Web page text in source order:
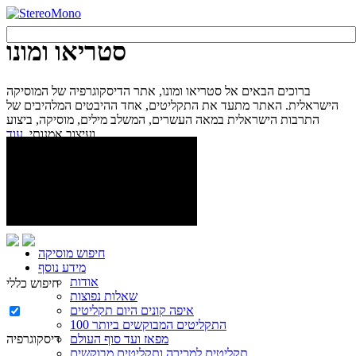
סטריאו ומונו
ברוכים הבאים אל סטריאו ומונו, אתר הדיסקוגרפיה של המוסיקה
הישראלית. האתר מתעד את התקליטים, אחד ההיבטים המלהיבים של
התרבות הישראלית במאה העשרים, המשלב מילים, מוסיקה, ביצוע
ועיצוב אמנותי.עוד...
חיפוש מוסיקה
מידע נוסף
אודות
שאלות נפוצות
איפה קונים היום תקליטים
100 התקליטים המבוקשים ביותר
מפאז ועד סוף העולם
תקליטים למכירה ותקליטים מבוקשים
חיפוש כללי
דיסקוגרפיה